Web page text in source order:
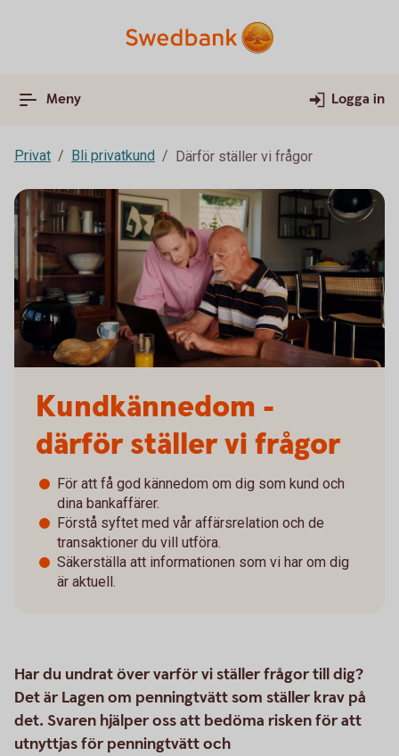
Meny Logga in
Privat Bli privatkund Därför ställer vi frågor
Kundkännedom -
därför ställer vi frågor
För att få god kännedom om dig som kund och
dina bankaffärer.
Förstå syftet med vår affärsrelation och de
transaktioner du vill utföra.
Säkerställa att informationen som vi har om dig
är aktuell.
Har du undrat över varför vi ställer frågor till dig?
Det är Lagen om penningtvätt som ställer krav på
det. Svaren hjälper oss att bedöma risken för att
utnyttjas för penningtvätt och